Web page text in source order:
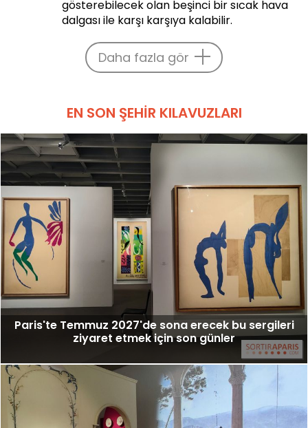
gösterebilecek olan beşinci bir sıcak hava
dalgası ile karşı karşıya kalabilir.
Daha fazla gör
EN SON ŞEHIR KILAVUZLARI
Paris'te Temmuz 2027'de sona erecek bu sergileri
ziyaret etmek için son günler